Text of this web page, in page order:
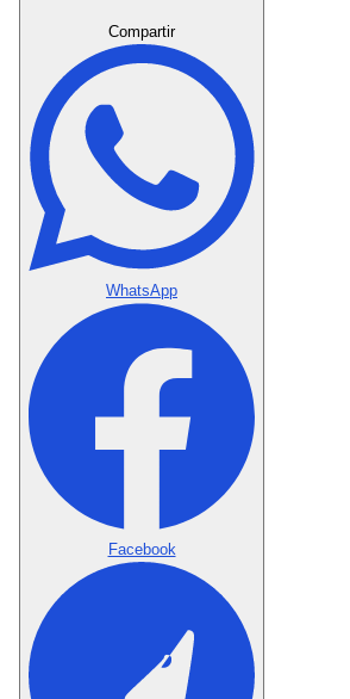
Compartir
WhatsApp
Facebook